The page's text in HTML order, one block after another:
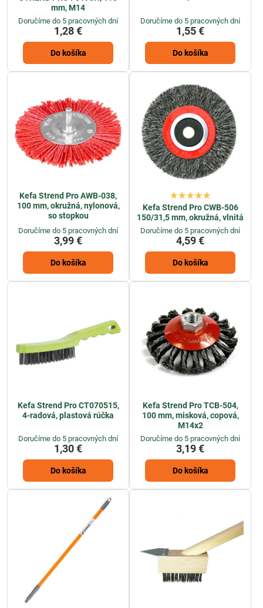
mm, M14
Doručíme do 5 pracovných dní
1,28 €
Do košíka
Doručíme do 5 pracovných dní
1,55 €
Do košíka
Kefa Strend Pro AWB-038,
100 mm, okružná, nylonová,
so stopkou
Doručíme do 5 pracovných dní
3,99 €
Do košíka
Kefa Strend Pro CWB-506
150/31,5 mm, okružná, vlnitá
Doručíme do 5 pracovných dní
4,59 €
Do košíka
Kefa Strend Pro CT070515,
4-radová, plastová rúčka
Doručíme do 5 pracovných dní
1,30 €
Do košíka
Kefa Strend Pro TCB-504,
100 mm, misková, copová,
M14x2
Doručíme do 5 pracovných dní
3,19 €
Do košíka